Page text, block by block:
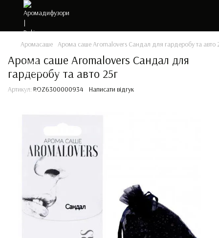
Аромасаше Арома саше Aromalovers Сандал для гардеробу та авто
Арома саше Aromalovers Сандал для
гардеробу та авто 25г
Артикул: ROZ6300000934 Написати відгук